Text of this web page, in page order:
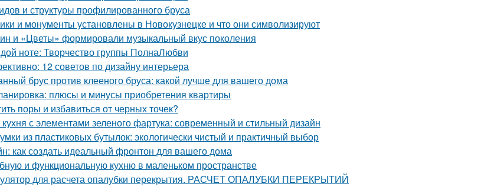
и структуры профилированного бруса
и монументы установлены в Новокузнецке и что они символизируют
и «Цветы» формировали музыкальный вкус поколения
ноте: Творчество группы ПолнаЛюбви
12 советов по дизайну интерьера
брус против клееного бруса: какой лучше для вашего дома
плюсы и минусы приобретения квартиры
поры и избавиться от черных точек?
с элементами зеленого фартука: современный и стильный дизайн
из пластиковых бутылок: экологически чистый и практичный выбор
как создать идеальный фронтон для вашего дома
и функциональную кухню в маленьком пространстве
для расчета опалубки перекрытия. РАСЧЕТ ОПАЛУБКИ ПЕРЕКРЫТИЙ